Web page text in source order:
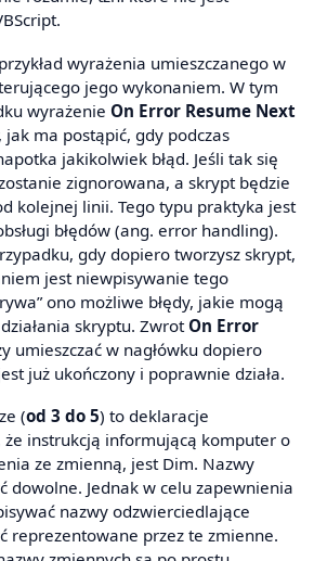
wyrażenia umieszczanego w
jego wykonaniem. W tym
wyrażenie On Error Resume Next
ma postąpić, gdy podczas
jakikolwiek błąd. Jeśli tak się
zignorowana, a skrypt będzie
kolejnej linii. Tego typu praktyka jest
błędów (ang. error handling).
gdy dopiero tworzysz skrypt,
jest niewpisywanie tego
ono możliwe błędy, jakie mogą
skryptu. Zwrot On Error
umieszczać w nagłówku dopiero
już ukończony i poprawnie działa.
(od 3 do 5) to deklaracje
że instrukcją informującą komputer o
ze zmienną, jest Dim. Nazwy
dowolne. Jednak w celu zapewnienia
nazwy odzwierciedlające
reprezentowane przez te zmienne.